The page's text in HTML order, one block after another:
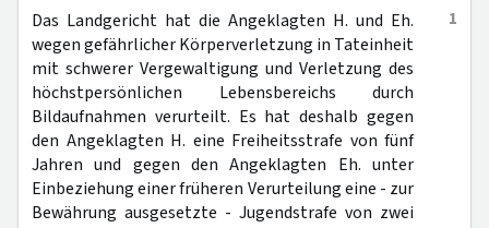
1
Das Landgericht hat die Angeklagten H. und Eh.
wegen gefährlicher Körperverletzung in Tateinheit
mit schwerer Vergewaltigung und Verletzung des
höchstpersönlichen Lebensbereichs durch
Bildaufnahmen verurteilt. Es hat deshalb gegen
den Angeklagten H. eine Freiheitsstrafe von fünf
Jahren und gegen den Angeklagten Eh. unter
Einbeziehung einer früheren Verurteilung eine - zur
Bewährung ausgesetzte - Jugendstrafe von zwei